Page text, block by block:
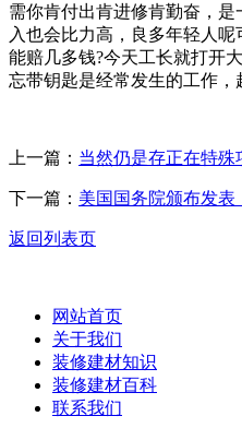
需你肯付出肯进修肯勤奋，
入也会比力高，良多年轻人
能赔几多钱?今天工长就打开
忘带钥匙是经常发生的工作，
上一篇： 当然仍是存正在特殊
下一篇： 美国国务院颁布发表
返回列表页
网站首页
关于我们
装修建材知识
装修建材百科
联系我们